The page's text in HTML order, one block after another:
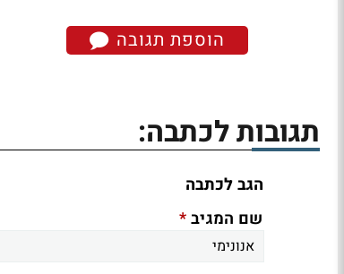
הוספת תגובה
תגובות לכתבה:
הגב לכתבה
שם המגיב*